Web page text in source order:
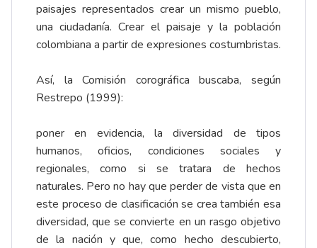
paisajes representados crear un mismo pueblo,
una ciudadanía. Crear el paisaje y la población
colombiana a partir de expresiones costumbristas.
Así, la Comisión corográfica buscaba, según
Restrepo (1999):
poner en evidencia, la diversidad de tipos
humanos, oficios, condiciones sociales y
regionales, como si se tratara de hechos
naturales. Pero no hay que perder de vista que en
este proceso de clasificación se crea también esa
diversidad, que se convierte en un rasgo objetivo
de la nación y que, como hecho descubierto,